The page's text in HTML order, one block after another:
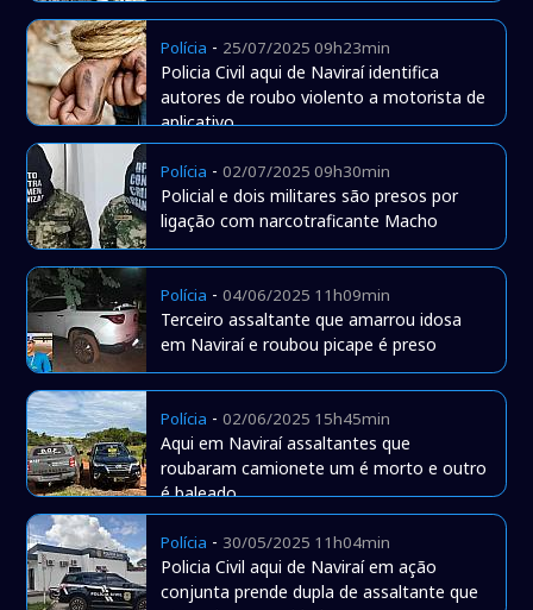
Polícia - 25/07/2025 09h23min
Policia Civil aqui de Naviraí identifica
autores de roubo violento a motorista de
aplicativo
Polícia -02/07/2025 09h30min
Policial e dois militares são presos por
ligação com narcotraficante Macho
Polícia -04/06/2025 11h09min
Terceiro assaltante que amarrou idosa
em Naviraí e roubou picape é preso
Polícia -02/06/2025 15h45min
Aqui em Naviraí assaltantes que
roubaram camionete um é morto e outro
é baleado
Polícia - 30/05/2025 11h04min
Policia Civil aqui de Naviraí em ação
conjunta prende dupla de assaltante que